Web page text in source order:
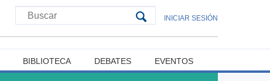
INICIAR SESIÓN
BIBLIOTECA DEBATES EVENTOS